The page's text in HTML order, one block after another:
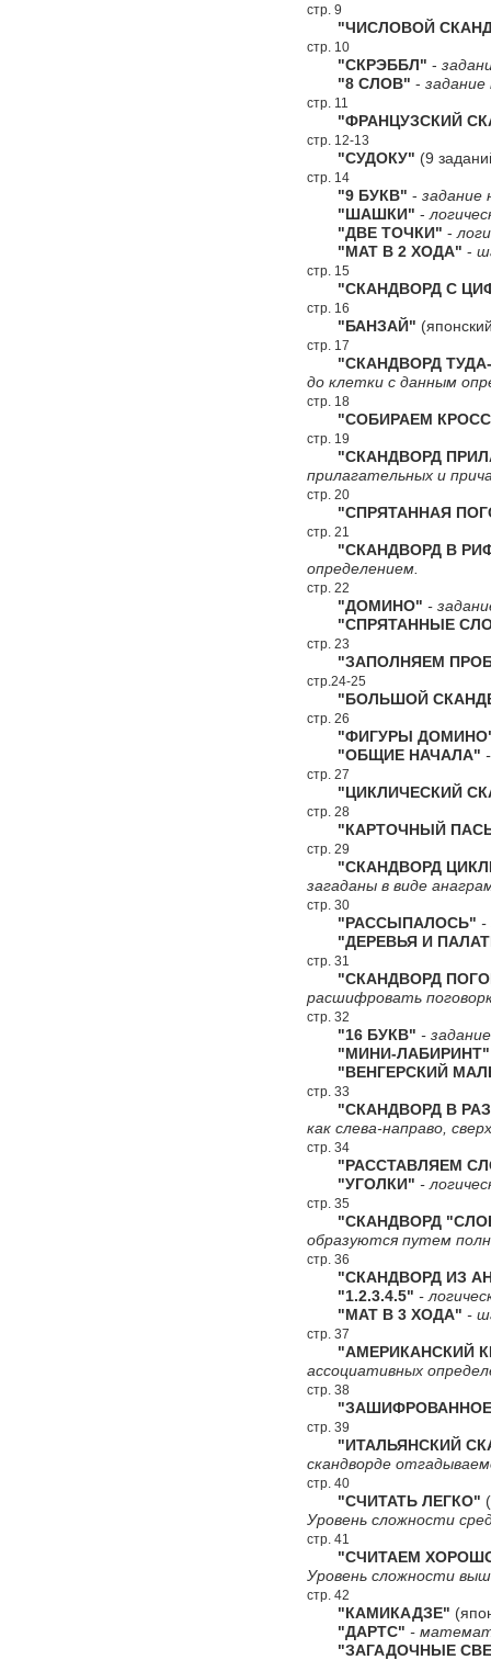
стр. 9
"ЧИСЛОВОЙ
стр. 10
"СКРЭББЛ" -
"8 СЛОВ" - задание
стр. 11
"ФРАНЦУЗСКИЙ
стр. 12-13
"СУДОКУ" (9
стр. 14
"9 БУКВ" - задание
"ШАШКИ" -
"ДВЕ ТОЧКИ" -
"МАТ В 2 ХОДА" -
стр. 15
"СКАНДВОРД С
стр. 16
"БАНЗАЙ"
стр. 17
"СКАНДВОРД
до клетки с данным
стр. 18
"СОБИРАЕМ
стр. 19
"СКАНДВОРД
прилагательных и
стр. 20
"СПРЯТАННАЯ
стр. 21
"СКАНДВОРД В
определением.
стр. 22
"ДОМИНО" -
"СПРЯТАННЫЕ
стр. 23
"ЗАПОЛНЯЕМ
стр.24-25
"БОЛЬШОЙ
стр. 26
"ФИГУРЫ
"ОБЩИЕ НАЧАЛА"
стр. 27
"ЦИКЛИЧЕСКИЙ
стр. 28
"КАРТОЧНЫЙ
стр. 29
"СКАНДВОРД
загаданы в виде
стр. 30
"РАССЫПАЛОСЬ" -
"ДЕРЕВЬЯ И
стр. 31
"СКАНДВОРД
расшифровать
стр. 32
"16 БУКВ" -
"МИНИ-ЛАБИРИНТ"
"ВЕНГЕРСКИЙ
стр. 33
"СКАНДВОРД В
как слева-направо,
стр. 34
"РАССТАВЛЯЕМ
"УГОЛКИ" -
стр. 35
"СКАНДВОРД
образуются путем
стр. 36
"СКАНДВОРД ИЗ
"1.2.3.4.5" -
"МАТ В 3 ХОДА" -
стр. 37
"АМЕРИКАНСКИЙ
ассоциативных
стр. 38
"ЗАШИФРОВАННОЕ
стр. 39
"ИТАЛЬЯНСКИЙ
скандворде
стр. 40
"СЧИТАТЬ ЛЕГКО"
Уровень сложности
стр. 41
"СЧИТАЕМ
Уровень сложности
стр. 42
"КАМИКАДЗЕ"
"ДАРТС" -
"ЗАГАДОЧНЫЕ